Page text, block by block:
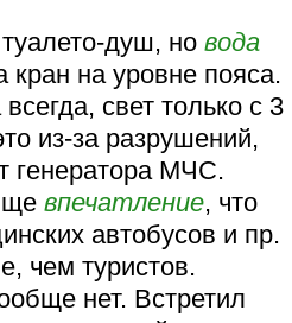
душ, новода
на уровне пояса.
свет только с 3
из-за разрушений,
генератора МЧС.
впечатление, что
автобусов и пр.
чем туристов.
нет. Встретил